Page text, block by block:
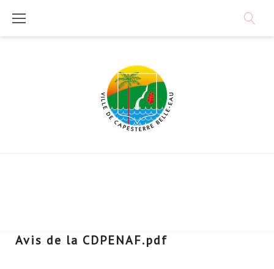
Avis de la CDPENAF.pdf